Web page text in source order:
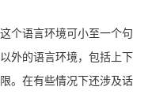
个语言环境可小至一个句
外的语言环境，包括上下
。在有些情况下还涉及话